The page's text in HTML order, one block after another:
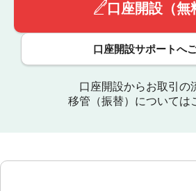
口座開設（無
口座開設サポートへ
口座開設からお取引の
移管（振替）については